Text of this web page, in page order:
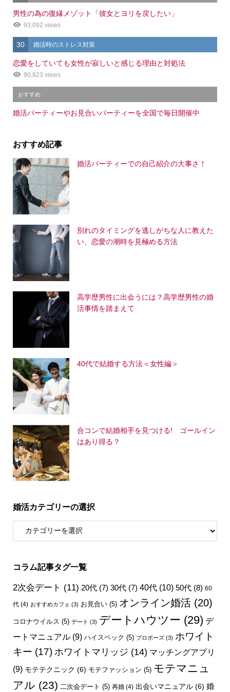
男性の為の復縁メゾット「彼女とヨリを戻したい」
93,092 views
30 婚活時のストレス対策
恋愛をしていても女性が寂しいと感じる理由と対処法
90,823 views
おすすめ
婚活パーティーやお見合いパーティーを全国で毎日開催中
おすすめ記事
婚活パーティーでの自己紹介の大事さ！
別れのタイミングを逃しがちな人に教えた
い、恋愛の潮時を見極める方法
高学歴男性に出会うには？高学歴男性の婚
活事情を踏まえて
40代で結婚する方法＜女性編＞
合コンで結婚相手を見つける! ゴールイン
はあり得る？
婚活カテゴリーの選択
コラム記事タグ一覧
2次会デート (11) 20代(7) 30代(7) 40代(10) 50代(8) 60
代(4) おすすめカフェ (3) お見合い(5) オンライン婚活(20)
コロナウイルス (5) デート (3) デートハウツー (29) デ
ートマニュアル(9) ハイスペック (5) プロポーズ(3) ホワイト
キー (17) ホワイトマリッジ (14) マッチングアプリ
(9) モテテクニック (6) モテファッション (5) モテマニュ
アル (23) 二次会デート (5) 再婚(4) 出会いマニュアル(6) 婚